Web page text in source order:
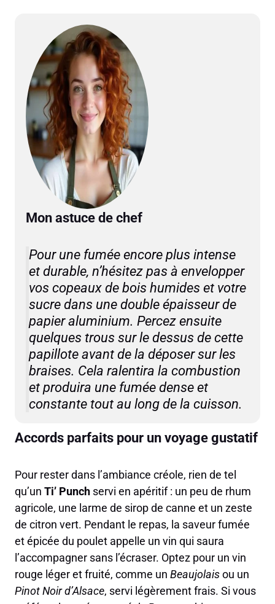
Mon astuce de chef
Pour une fumée encore plus intense
et durable, n’hésitez pas à envelopper
vos copeaux de bois humides et votre
sucre dans une double épaisseur de
papier aluminium. Percez ensuite
quelques trous sur le dessus de cette
papillote avant de la déposer sur les
braises. Cela ralentira la combustion
et produira une fumée dense et
constante tout au long de la cuisson.
Accords parfaits pour un voyage gustatif
Pour rester dans l’ambiance créole, rien de tel
qu’un Ti’ Punch servi en apéritif : un peu de rhum
agricole, une larme de sirop de canne et un zeste
de citron vert. Pendant le repas, la saveur fumée
et épicée du poulet appelle un vin qui saura
l’accompagner sans l’écraser. Optez pour un vin
rouge léger et fruité, comme un Beaujolaisou un
Pinot Noir d’Alsace, servi légèrement frais. Si vous